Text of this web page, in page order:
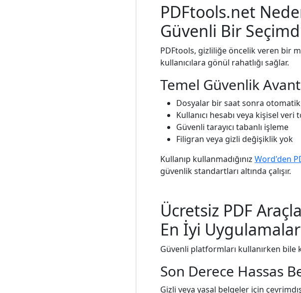
PDFtools.net
Güvenli Bir
PDFtools, gizliliğe öncelik veren bir
kullanıcılara gönül rahatlığı sağlar.
Temel Güvenlik
Dosyalar bir saat sonra
Kullanıcı hesabı veya kişisel veri
Güvenli tarayıcı tabanlı işleme
Filigran veya gizli değişiklik yok
Kullanıp kullanmadığınız Word'den
güvenlik standartları altında çalışır.
Ücretsiz PDF
En İyi Uygulamalar
Güvenli platformları kullanırken bile
Son Derece Hassas
Gizli veya yasal belgeler için